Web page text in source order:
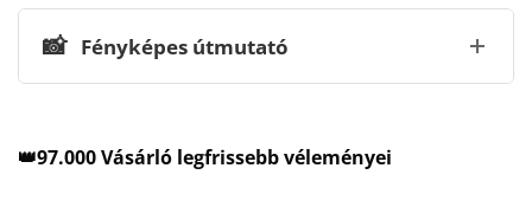
📸 Fényképes útmutató
👑97.000 Vásárló legfrissebb véleményei